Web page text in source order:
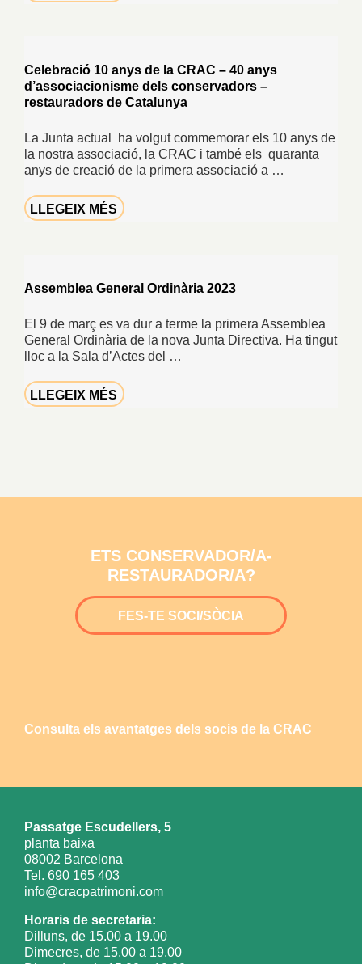
Celebració 10 anys de la CRAC – 40 anys
d’associacionisme dels conservadors –
restauradors de Catalunya
La Junta actual ha volgut commemorar els 10 anys de
la nostra associació, la CRAC i també els quaranta
anys de creació de la primera associació a …
LLEGEIX MÉS
Assemblea General Ordinària 2023
El 9 de març es va dur a terme la primera Assemblea
General Ordinària de la nova Junta Directiva. Ha tingut
lloc a la Sala d’Actes del …
LLEGEIX MÉS
ETS CONSERVADOR/A-
RESTAURADOR/A?
FES-TE SOCI/SÒCIA
Consulta els avantatges dels socis de la CRAC
Passatge Escudellers, 5
planta baixa
08002 Barcelona
Tel. 690 165 403
info@cracpatrimoni.com
Horaris de secretaria:
Dilluns, de 15.00 a 19.00
Dimecres, de 15.00 a 19.00